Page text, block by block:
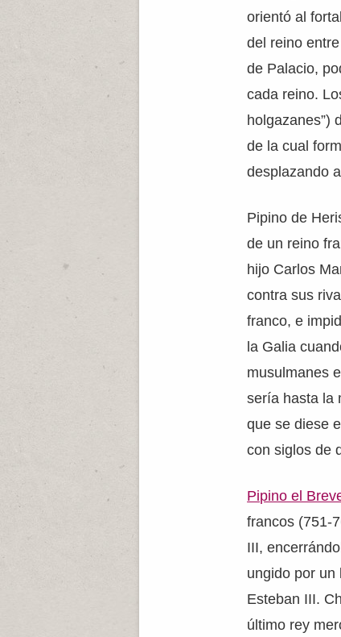
orientó al
del reino
de Palacio,
cada reino.
holgazanes”)
de la cual
desplazando
Pipino de
de un reino
hijo Carlos
contra sus
franco, e
la Galia
musulmanes
sería hasta la
que se diese
con siglos de
Pipino el
francos (751-
III,
ungido por un
Esteban III.
último rey